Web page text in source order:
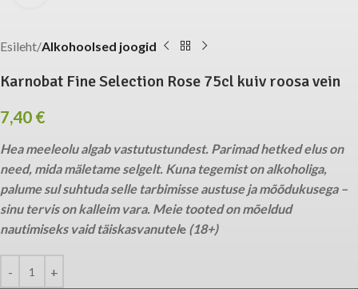
Esileht Alkohoolsed joogid
Karnobat Fine Selection Rose 75cl kuiv roosa vein
7,40 €
Hea meeleolu algab vastutustundest. Parimad hetked elus on
need, mida mäletame selgelt. Kuna tegemist on alkoholiga,
palume sul suhtuda selle tarbimisse austuse ja mõõdukusega –
sinu tervis on kalleim vara. Meie tooted on mõeldud
nautimiseks vaid täiskasvanutele (18+)